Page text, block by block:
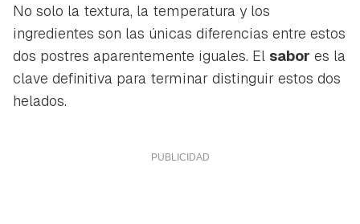
No solo la textura, la temperatura y los
ingredientes son las únicas diferencias entre estos
dos postres aparentemente iguales. El sabor es la
clave definitiva para terminar distinguir estos dos
helados.